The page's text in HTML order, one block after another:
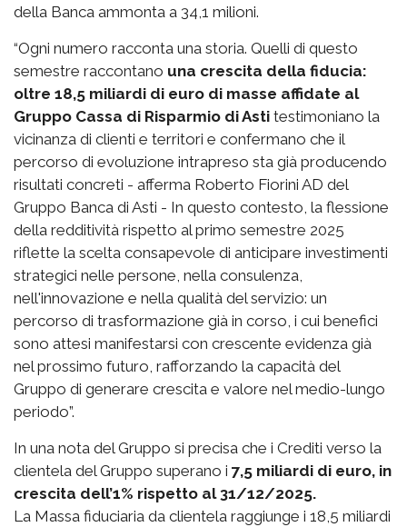
della Banca ammonta a 34,1 milioni.
“Ogni numero racconta una storia. Quelli di questo
semestre raccontano una crescita della fiducia:
oltre 18,5 miliardi di euro di masse affidate al
Gruppo Cassa di Risparmio di Asti testimoniano la
vicinanza di clienti e territori e confermano che il
percorso di evoluzione intrapreso sta già producendo
risultati concreti - afferma Roberto Fiorini AD del
Gruppo Banca di Asti - In questo contesto, la flessione
della redditività rispetto al primo semestre 2025
riflette la scelta consapevole di anticipare investimenti
strategici nelle persone, nella consulenza,
nell'innovazione e nella qualità del servizio: un
percorso di trasformazione già in corso, i cui benefici
sono attesi manifestarsi con crescente evidenza già
nel prossimo futuro, rafforzando la capacità del
Gruppo di generare crescita e valore nel medio-lungo
periodo”.
In una nota del Gruppo si precisa che i Crediti verso la
clientela del Gruppo superano i 7,5 miliardi di euro, in
crescita dell’1% rispetto al 31/12/2025.
La Massa fiduciaria da clientela raggiunge i 18,5 miliardi